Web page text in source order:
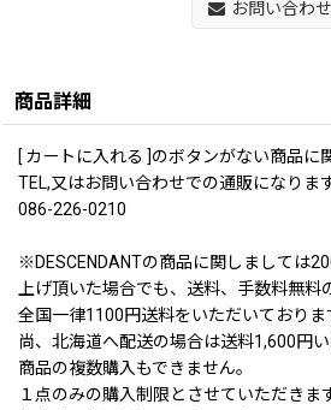
お問い合わせ
商品詳細
[ カートに入れる ]のボタンがない商品に
TEL,又はお問い合わせでの通販になります
086-226-0210
※DESCENDANTの商品に関しましては
上げ頂いた場合でも、送料、手数料無料
全国一律1100円送料をいただいておりま
尚、北海道へ配送の場合は送料1,600円い
商品の複数購入もできません。
１点のみの購入制限とさせていただきま